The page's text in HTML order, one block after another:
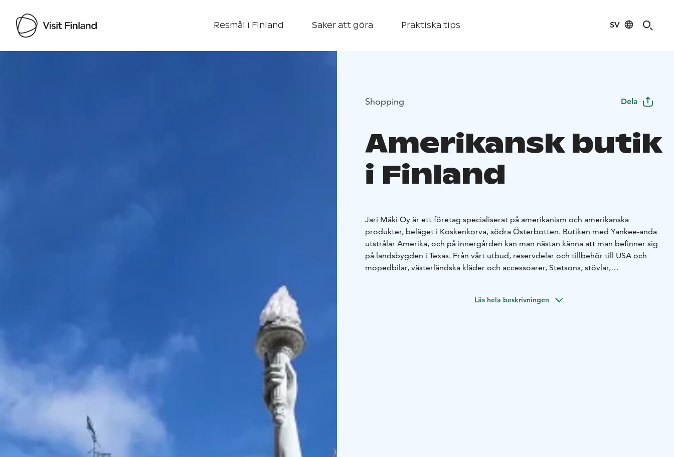
Resmål i Finland Saker att göra Praktiska tips SV
Shopping Dela
Amerikansk butik
i Finland
Jari Mäki Oy är ett företag specialiserat på amerikanism och amerikanska
produkter, beläget i Koskenkorva, södra Österbotten. Butiken med Yankee-anda
utstrålar Amerika, och på innergården kan man nästan känna att man befinner sig
på landsbygden i Texas. Från vårt utbud, reservdelar och tillbehör till USA och
mopedbilar, västerländska kläder och accessoarer, Stetsons, stövlar,
Läs hela beskrivningen